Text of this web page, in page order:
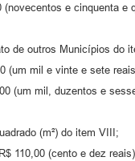
(novecentos e cinquenta e
de outros Municípios do
(um mil e vinte e sete
(um mil, duzentos e
(m²) do item VIII;
110,00 (cento e dez reais)